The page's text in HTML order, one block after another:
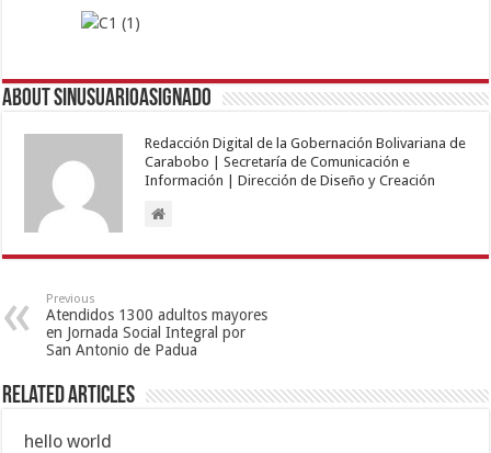
About sinusuarioasignado
Redacción Digital de la Gobernación Bolivariana de
Carabobo | Secretaría de Comunicación e
Información | Dirección de Diseño y Creación
Previous
Atendidos 1300 adultos mayores
en Jornada Social Integral por
San Antonio de Padua
Related Articles
hello world